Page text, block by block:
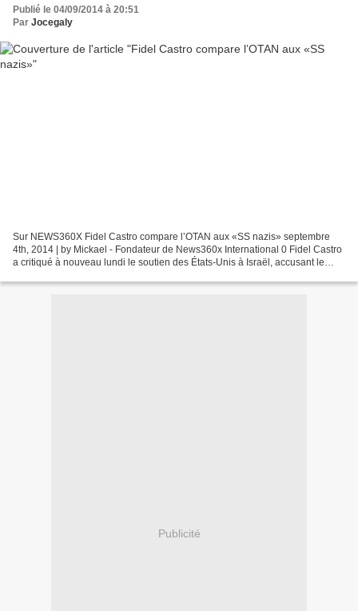
Publié le 04/09/2014 à 20:51
Par Jocegaly
Sur NEWS360X Fidel Castro compare l’OTAN aux «SS nazis» septembre
4th, 2014 | by Mickael - Fondateur de News360x International 0 Fidel Castro
a critiqué à nouveau lundi le soutien des États-Unis à Israël, accusant le
Publicité